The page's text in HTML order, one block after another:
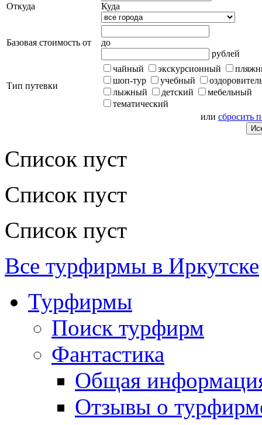
Откуда Куда
Базовая стоимость от
до
рублей
Тип путевки
чайный экскурсионный
шоп-тур
учебный
лыжный
детский
мебельный
тематический
или сбросить
Список пуст
Список пуст
Список пуст
Все турфирмы в Иркутске
Турфирмы
Поиск турфирм
Фантастика
Общая
Отзывы о